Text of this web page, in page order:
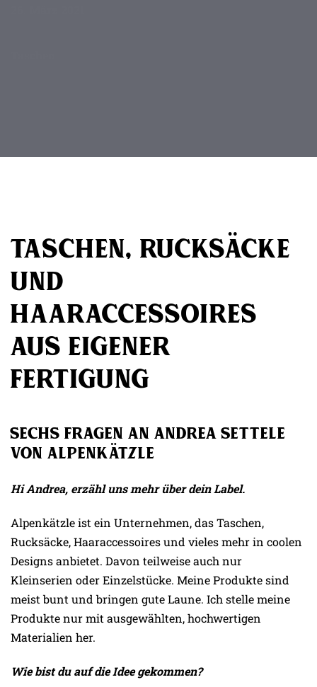
Taschen, Rucksäcke
und
Haaraccessoires
aus eigener
Fertigung
Sechs Fragen an Andrea Settele
von Alpenkätzle
Hi Andrea, erzähl uns mehr über dein Label.
Alpenkätzle ist ein Unternehmen, das Taschen,
Rucksäcke, Haaraccessoires und vieles mehr in coolen
Designs anbietet. Davon teilweise auch nur
Kleinserien oder Einzelstücke. Meine Produkte sind
meist bunt und bringen gute Laune. Ich stelle meine
Produkte nur mit ausgewählten, hochwertigen
Materialien her.
Wie bist du auf die Idee gekommen?
Beitragsnavigation